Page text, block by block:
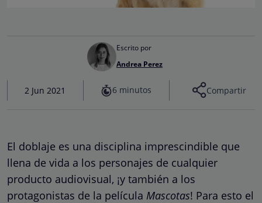
Escrito por
Andrea Perez
2 Jun 2021 6 minutos Compartir
El doblaje es una disciplina imprescindible que
llena de vida a los personajes de cualquier
producto audiovisual, ¡y también a los
protagonistas de la película Mascotas! Para esto el